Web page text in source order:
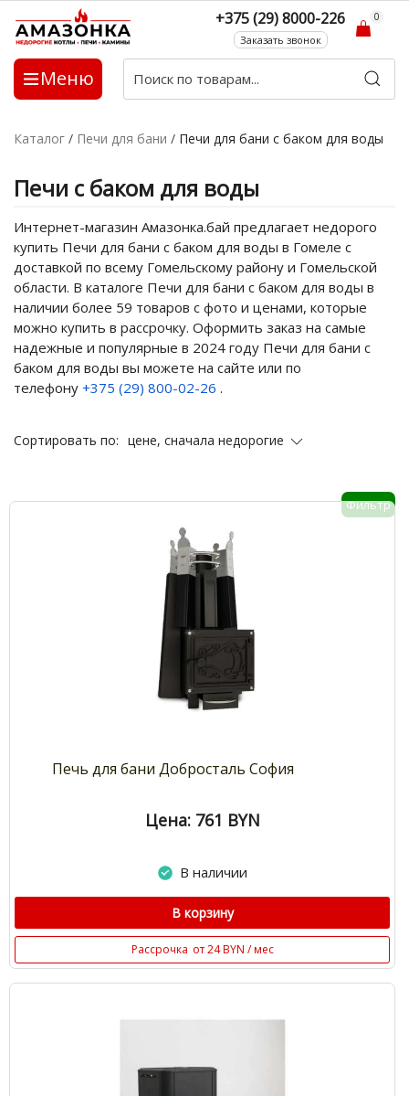
Меню
+375 (29) 8000-226
Заказать звонок
0
Каталог / Печи для бани / Печи для бани с баком для воды
Печи с баком для воды
Интернет-магазин Амазонка.бай предлагает недорого
купить Печи для бани с баком для воды в Гомеле с
доставкой по всему Гомельскому району и Гомельской
области. В каталоге Печи для бани с баком для воды в
наличии более 59 товаров с фото и ценами, которые
можно купить в рассрочку. Оформить заказ на самые
надежные и популярные в 2024 году Печи для бани с
баком для воды вы можете на сайте или по
телефону +375 (29) 800-02-26 .
Сортировать по: цене, сначала недорогие
Фильтр
Печь для бани Добросталь София
Цена: 761 BYN
В наличии
В корзину
Рассрочка от 24 BYN / мес